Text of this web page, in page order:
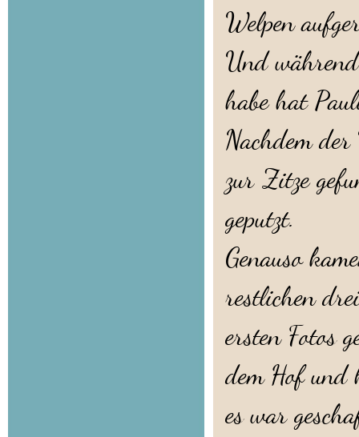
Welpen
Und
habe hat
Nachdem
zur Zitze
geputzt.
Genauso
restlichen
ersten Fotos
dem Hof und
es war